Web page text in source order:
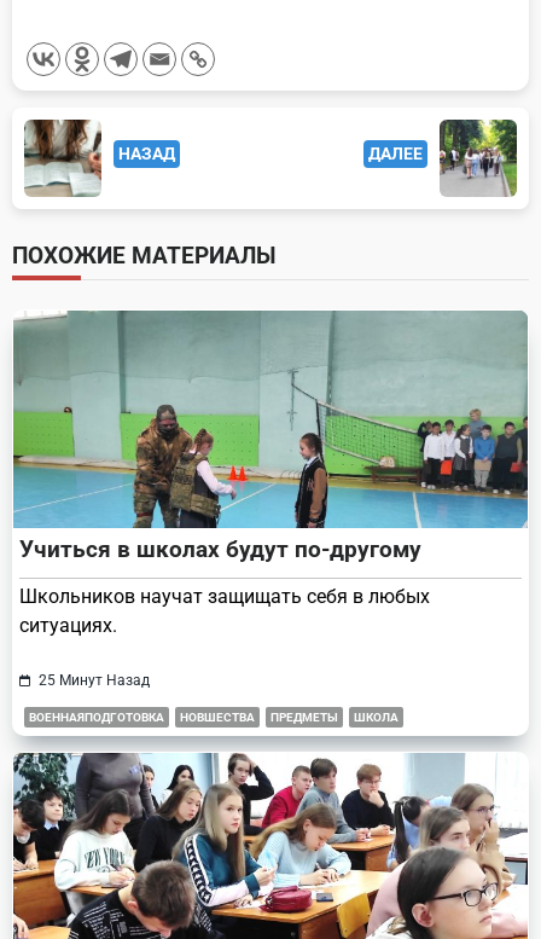
<span
class="nav-
subtitle
screen-
reader-
text">Page</span>
НАЗАД ДАЛЕЕ
ПОХОЖИЕ МАТЕРИАЛЫ
Учиться в школах будут по-другому
Школьников научат защищать себя в любых
ситуациях.
25 Минут Назад
ВОЕННАЯПОДГОТОВКА НОВШЕСТВА ПРЕДМЕТЫ ШКОЛА